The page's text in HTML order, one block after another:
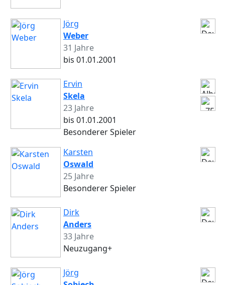
Jörg
Weber
31 Jahre
bis 01.01.2001
Ervin
Skela
23 Jahre
bis 01.01.2001
Besonderer Spieler
Karsten
Oswald
25 Jahre
Besonderer Spieler
Dirk
Anders
33 Jahre
Neuzugang+
Jörg